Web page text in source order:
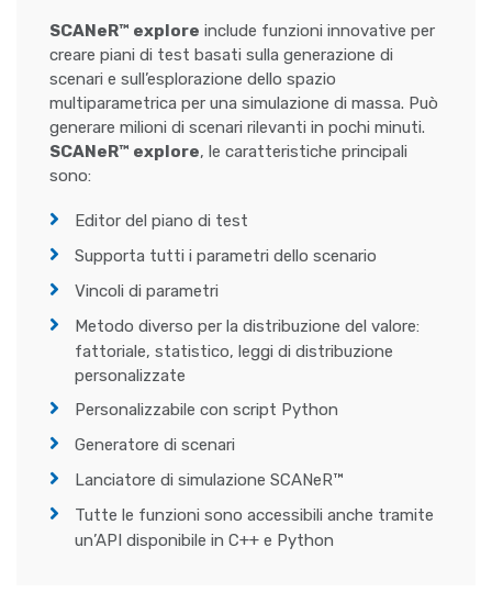
SCANeR™ explore include funzioni innovative per
creare piani di test basati sulla generazione di
scenari e sull’esplorazione dello spazio
multiparametrica per una simulazione di massa. Può
generare milioni di scenari rilevanti in pochi minuti.
SCANeR™ explore, le caratteristiche principali
sono:
Editor del piano di test
Supporta tutti i parametri dello scenario
Vincoli di parametri
Metodo diverso per la distribuzione del valore:
fattoriale, statistico, leggi di distribuzione
personalizzate
Personalizzabile con script Python
Generatore di scenari
Lanciatore di simulazione SCANeR™
Tutte le funzioni sono accessibili anche tramite
un’API disponibile in C++ e Python